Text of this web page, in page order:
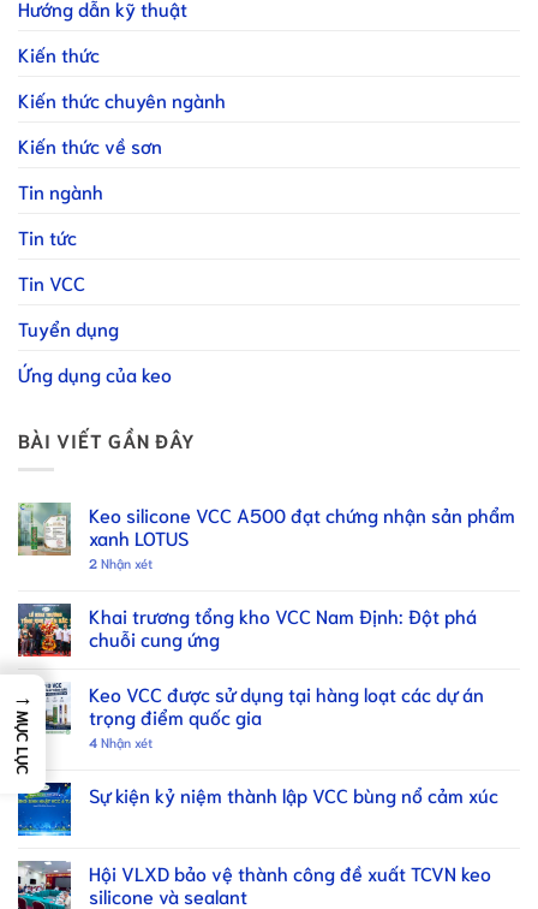
Hướng dẫn kỹ thuật
Kiến thức
Kiến thức chuyên ngành
Kiến thức về sơn
Tin ngành
Tin tức
Tin VCC
Tuyển dụng
Ứng dụng của keo
BÀI VIẾT GẦN ĐÂY
Keo silicone VCC A500 đạt chứng nhận sản phẩm
xanh LOTUS
2 Nhận xét
Khai trương tổng kho VCC Nam Định: Đột phá
chuỗi cung ứng
Keo VCC được sử dụng tại hàng loạt các dự án
trọng điểm quốc gia
4 Nhận xét
Sự kiện kỷ niệm thành lập VCC bùng nổ cảm xúc
Hội VLXD bảo vệ thành công đề xuất TCVN keo
silicone và sealant
→
MỤC LỤC